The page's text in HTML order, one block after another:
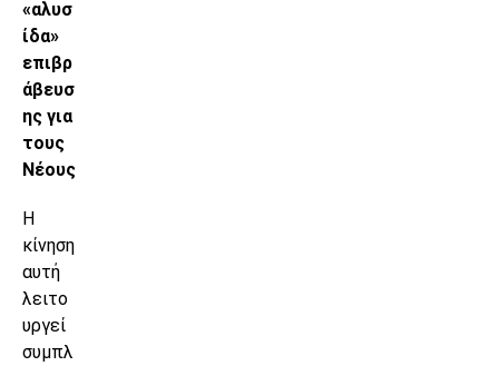
«αλυσ
ίδα»
επιβρ
άβευσ
ης για
τους
Νέους
Η
κίνηση
αυτή
λειτο
υργεί
συμπλ